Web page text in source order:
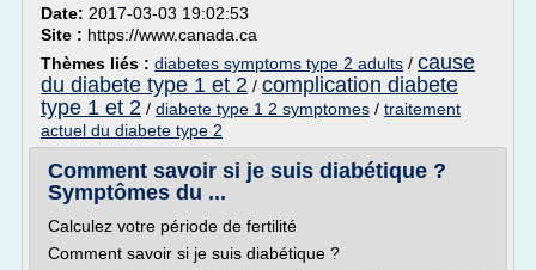
Date: 2017-03-03 19:02:53
Site : https://www.canada.ca
Thèmes liés : diabetes symptoms type 2 adults / cause
du diabete type 1 et 2 / complication diabete
type 1 et 2 / diabete type 1 2 symptomes / traitement
actuel du diabete type 2
Comment savoir si je suis diabétique ?
Symptômes du ...
Calculez votre période de fertilité
Comment savoir si je suis diabétique ?